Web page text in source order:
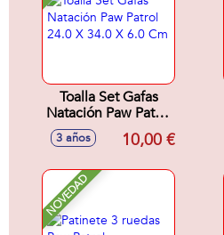
Toalla Set Gafas
Natación Paw Patrol
24.0 X 34.0 X 6.0
3 años 10,00 €
NOVEDAD